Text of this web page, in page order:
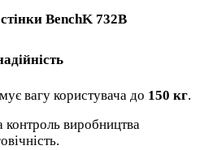
BenchK 732B
вагу користувача до 150 кг.
контроль виробництва